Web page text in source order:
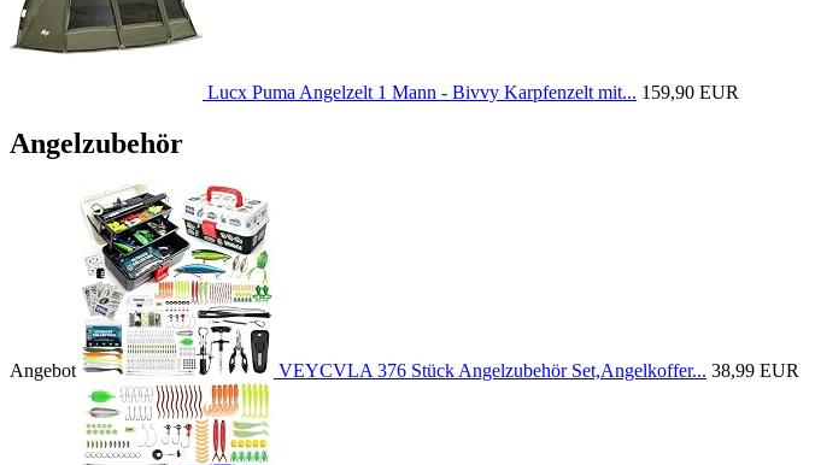
Lucx Puma Angelzelt 1 Mann - Bivvy Karpfenzelt mit... 159,90 EUR
Angelzubehör
Angebot VEYCVLA 376 Stück Angelzubehör Set,Angelkoffer... 38,99 EUR